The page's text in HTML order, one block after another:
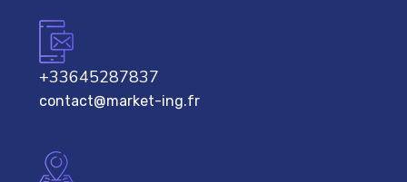
+33645287837
contact@market-ing.fr